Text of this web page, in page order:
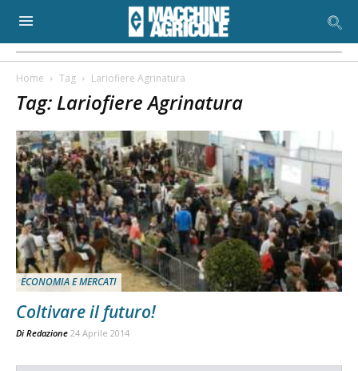
Home Tag Lariofiere Agrinatura
Tag: Lariofiere Agrinatura
ECONOMIA E MERCATI
Coltivare il futuro!
Di Redazione 24 Aprile 2014